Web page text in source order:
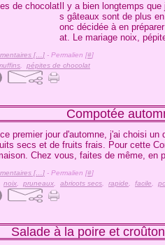
Il y a bien longtemps
s gâteaux sont de plus
onc décidée à en
at. Le mariage noix,
[… ] - Permalien [#]
pépites de chocolat
Compotée
premier jour d'automne, j'ai choisi
secs et de fruits frais. Pour cette
Chez vous, faites de même, en
[… ] - Permalien [#]
noix pruneaux abricots secs rapide facile
Salade à la poire et